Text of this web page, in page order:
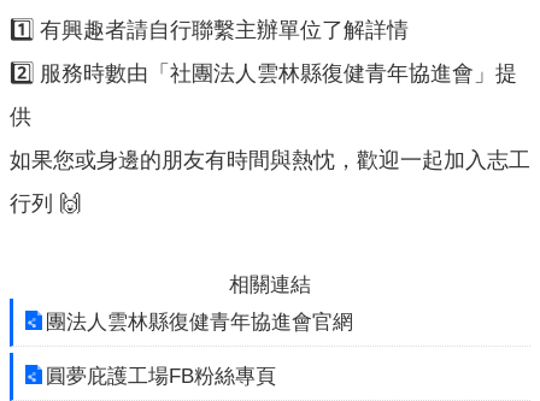
覽
回
首
雲
林
雲
林
1️⃣ 有興趣者請自行聯繫主辦單位了解詳情
2️⃣ 服務時數由「社團法人雲林縣復健青年協進會」提
供
如果您或身邊的朋友有時間與熱忱，歡迎一起加入志工
行列 🙌
相關連結
團法人雲林縣復健青年協進會官網
圓夢庇護工場FB粉絲專頁